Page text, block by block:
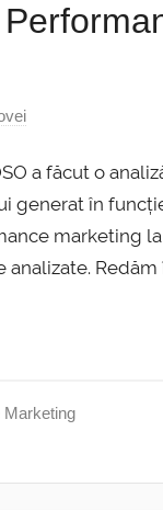
a făcut o
generat în
marketing
analizate.
Marketing